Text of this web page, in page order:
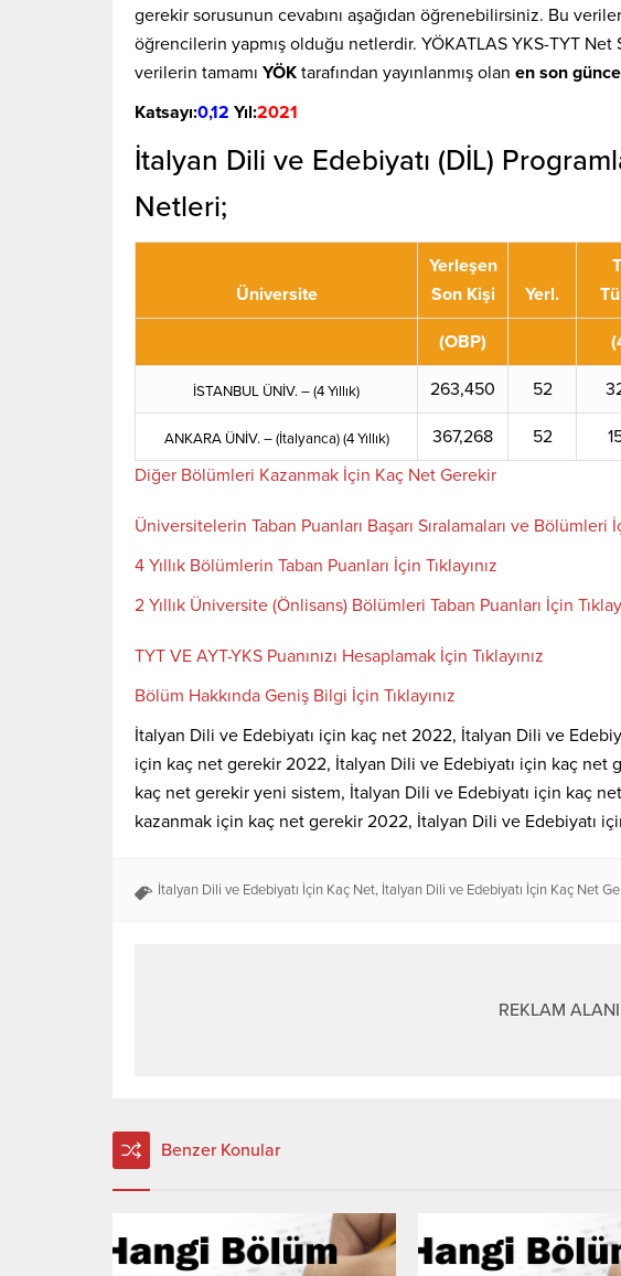
gerekir sorusunun cevabını aşağıdan öğrenebilirsiniz. Bu
öğrencilerin yapmış olduğu netlerdir. YÖKATLAS YKS-TYT Net
verilerin tamamı YÖK tarafından yayınlanmış olan en son
Katsayı:0,12 Yıl:2021
İtalyan Dili ve Edebiyatı (DİL)
Netleri;
Üniversite
Yerleşen
Son Kişi
Yerl.
(OBP)
İSTANBUL ÜNİV. – (4 Yıllık) 263,450 52
ANKARA ÜNİV. – (İtalyanca) (4 Yıllık) 367,268 52
Diğer Bölümleri Kazanmak İçin Kaç Net Gerekir
Üniversitelerin Taban Puanları Başarı Sıralamaları ve Bölümleri
4 Yıllık Bölümlerin Taban Puanları İçin Tıklayınız
2 Yıllık Üniversite (Önlisans) Bölümleri Taban Puanları İçin
TYT VE AYT-YKS Puanınızı Hesaplamak İçin Tıklayınız
Bölüm Hakkında Geniş Bilgi İçin Tıklayınız
İtalyan Dili ve Edebiyatı için kaç net 2022, İtalyan Dili ve
için kaç net gerekir 2022, İtalyan Dili ve Edebiyatı için kaç net
kaç net gerekir yeni sistem, İtalyan Dili ve Edebiyatı için kaç
kazanmak için kaç net gerekir 2022, İtalyan Dili ve Edebiyatı
İtalyan Dili ve Edebiyatı İçin Kaç Net, İtalyan Dili ve Edebiyatı İçin Kaç Net
REKLAM ALANI
Benzer Konular